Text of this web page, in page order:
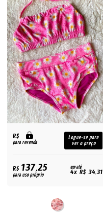
R$
para revenda
Logue-se para
ver o preço
R$137,25
para uso próprio
em até
4x R$ 34,31